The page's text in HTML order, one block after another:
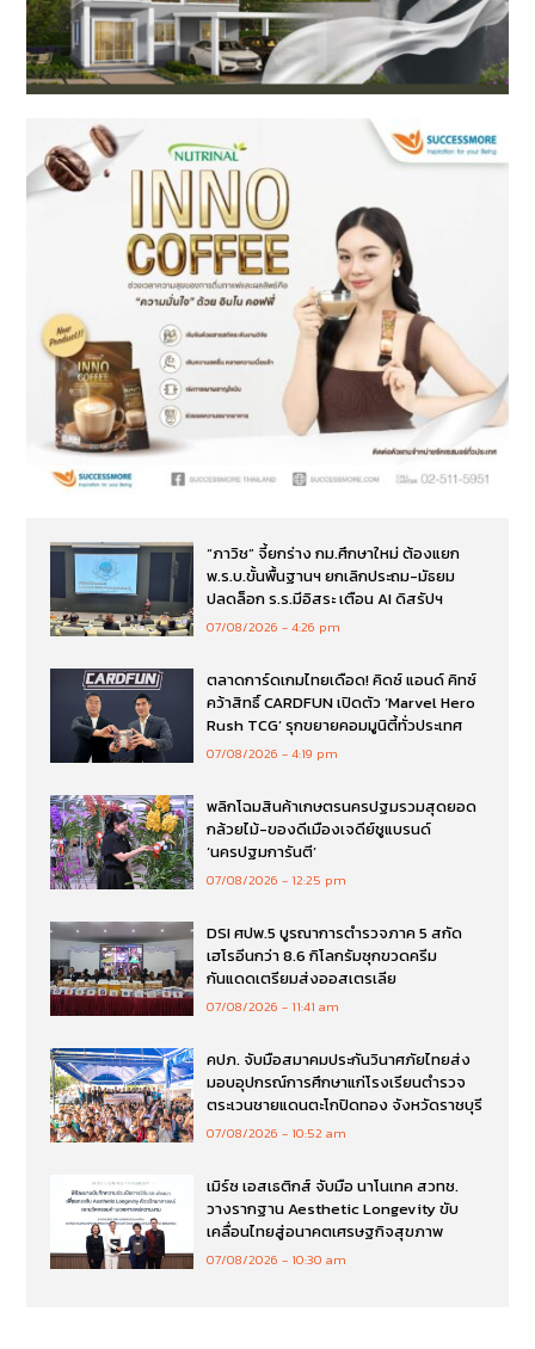
“ภาวิช” จี้ยกร่าง กม.ศึกษาใหม่ ต้องแยก
พ.ร.บ.ขั้นพื้นฐานฯ ยกเลิกประถม-มัธยม
ปลดล็อก ร.ร.มีอิสระ เตือน AI ดิสรัปฯ
07/08/2026 4:26 pm
ตลาดการ์ดเกมไทยเดือด! คิดซ์ แอนด์ คิทซ์
คว้าสิทธิ์ CARDFUN เปิดตัว ‘Marvel Hero
Rush TCG’ รุกขยายคอมมูนิตี้ทั่วประเทศ
07/08/2026 4:19 pm
พลิกโฉมสินค้าเกษตรนครปฐมรวมสุดยอด
กล้วยไม้-ของดีเมืองเจดีย์ชูแบรนด์
‘นครปฐมการันตี’
07/08/2026 12:25 pm
DSI ศปพ.5 บูรณาการตำรวจภาค 5 สกัด
เฮโรอีนกว่า 8.6 กิโลกรัมซุกขวดครีม
กันแดดเตรียมส่งออสเตรเลีย
07/08/2026 11:41 am
คปภ. จับมือสมาคมประกันวินาศภัยไทยส่ง
มอบอุปกรณ์การศึกษาแก่โรงเรียนตำรวจ
ตระเวนชายแดนตะโกปิดทอง จังหวัดราชบุรี
07/08/2026 10:52 am
เมิร์ซ เอสเธติกส์ จับมือ นาโนเทค สวทช.
วางรากฐาน Aesthetic Longevity ขับ
เคลื่อนไทยสู่อนาคตเศรษฐกิจสุขภาพ
07/08/2026 10:30 am